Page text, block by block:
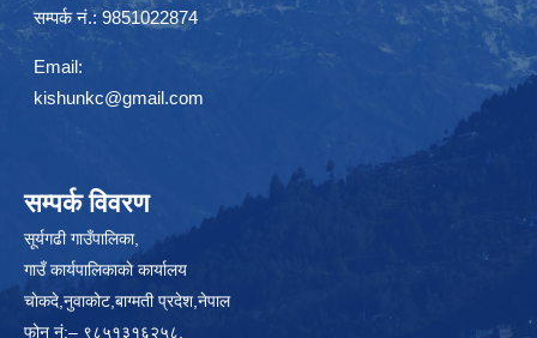
सम्पर्क नं.: 9851022874
Email:
kishunkc@gmail.com
सम्पर्क विवरण
सूर्यगढी गाउँपालिका,
गाउँ कार्यपालिकाकाे कार्यालय
चाेकदे,नुवाकोट,बाग्मती प्रदेश,नेपाल
फोन नं:– ९८५१३१६२५८,